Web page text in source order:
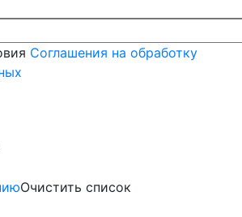
Соглашения на обработку
Очистить список